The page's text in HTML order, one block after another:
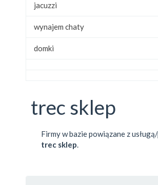
jacuzzi
wynajem chaty
domki
trec sklep
Firmy w bazie powiązane z
trec sklep